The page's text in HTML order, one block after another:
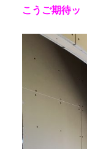
こうご期待ッ